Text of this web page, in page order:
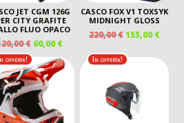
JET CGM 126G
CITY GRAFITE
FLUO OPACO
€ IL
PREZZO
ORIGINALE
ERA:
120,00 €.
60,00€IL
PREZZO
ATTUALE
CASCO FOX V1 TOXSYK
MIDNIGHT GLOSS
220,00€ IL
ORIGINALE
220,00 €.
155,00€IL
offerta! In offerta!